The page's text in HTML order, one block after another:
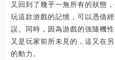
又回到了幾乎一無所有的狀態
玩這款游戲的記憶，可以憑借
誤。同時，因為游戲的強隨機
又是玩家前所未見的，這又在
的動力。